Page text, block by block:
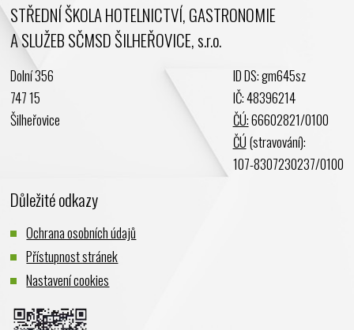
Duben 2024
Březen 2024
Leden 2024
Listopad 2023
Srpen 2023
Červen 2023
Květen 2023
Duben 2023
Březen 2023
STŘEDNÍ ŠKOLA HOTELNICTVÍ, GASTRONOMIE
A SLUŽEB SČMSD ŠILHEŘOVICE, s.r.o.
Dolní 356
747 15
Šilheřovice
ID DS: gm645sz
IČ: 48396214
ČÚ:66602821/0100
ČÚ (stravování):
107-8307230237/0100
Důležité odkazy
Ochrana osobních údajů
Přístupnost stránek
Nastavení cookies